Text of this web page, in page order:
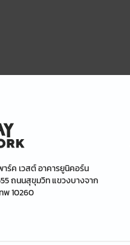
าร์ค เวสต์ อาคารยูนิคอร์น
ถนนสุขุมวิท แขวงบางจาก
พ 10260